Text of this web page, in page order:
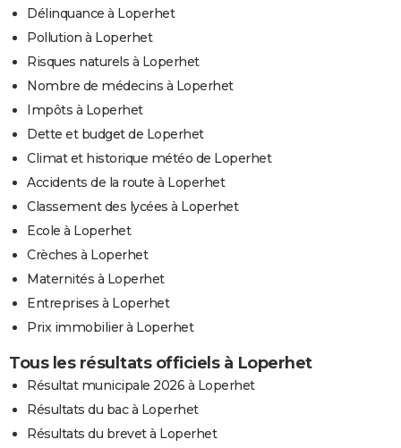
Délinquance à Loperhet
Pollution à Loperhet
Risques naturels à Loperhet
Nombre de médecins à Loperhet
Impôts à Loperhet
Dette et budget de Loperhet
Climat et historique météo de Loperhet
Accidents de la route à Loperhet
Classement des lycées à Loperhet
Ecole à Loperhet
Crèches à Loperhet
Maternités à Loperhet
Entreprises à Loperhet
Prix immobilier à Loperhet
Tous les résultats officiels à Loperhet
Résultat municipale 2026 à Loperhet
Résultats du bac à Loperhet
Résultats du brevet à Loperhet